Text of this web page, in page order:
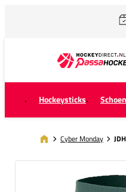
Hockeysticks
Cyber Monday